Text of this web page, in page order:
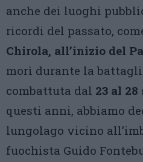
anche dei luoghi
ricordi del passato,
Chirola, all’inizio del
morì durante la
combattuta dal 23 al 28
questi anni, abbiamo
lungolago vicino
fuochista Guido